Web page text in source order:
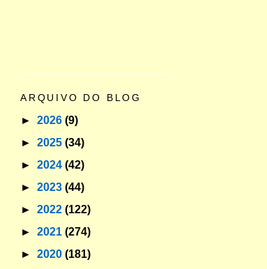
ARQUIVO DO BLOG
► 2026 (9)
► 2025 (34)
► 2024 (42)
► 2023 (44)
► 2022 (122)
► 2021 (274)
► 2020 (181)